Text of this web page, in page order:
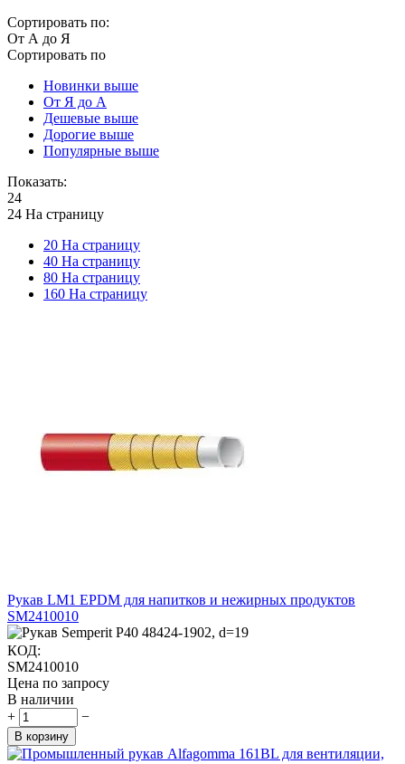
Сортировать по:
От А до Я
Сортировать по
Новинки выше
От Я до А
Дешевые выше
Дорогие выше
Популярные выше
Показать:
24
24 На страницу
20 На страницу
40 На страницу
80 На страницу
160 На страницу
Рукав LM1 EPDM для напитков и нежирных продуктов
SM2410010
КОД:
SM2410010
Цена по запросу
В наличии
+
−
В корзину